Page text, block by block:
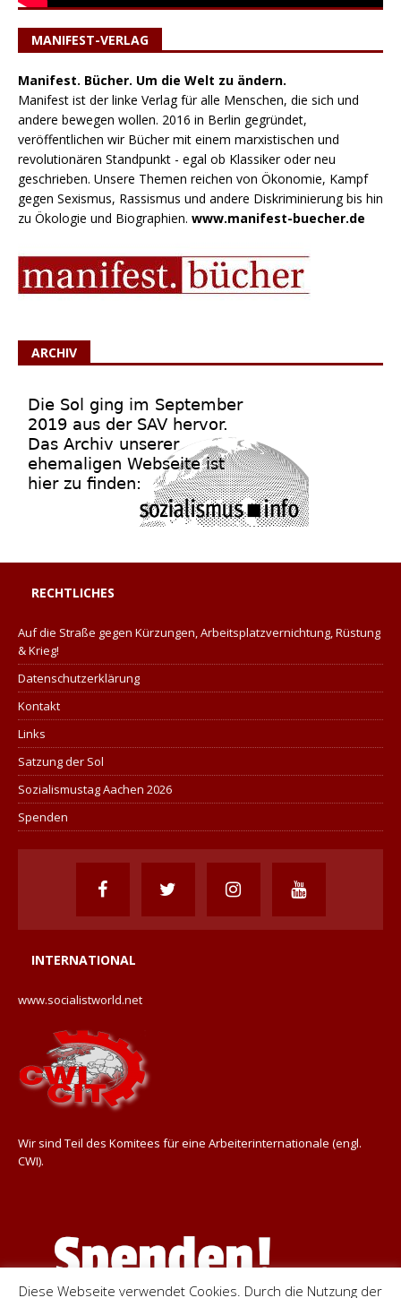
MANIFEST-VERLAG
Manifest. Bücher. Um die Welt zu ändern.
Manifest ist der linke Verlag für alle Menschen, die sich und
andere bewegen wollen. 2016 in Berlin gegründet,
veröffentlichen wir Bücher mit einem marxistischen und
revolutionären Standpunkt - egal ob Klassiker oder neu
geschrieben. Unsere Themen reichen von Ökonomie, Kampf
gegen Sexismus, Rassismus und andere Diskriminierung bis hin
zu Ökologie und Biographien. www.manifest-buecher.de
ARCHIV
RECHTLICHES
Auf die Straße gegen Kürzungen, Arbeitsplatzvernichtung, Rüstung
& Krieg!
Datenschutzerklärung
Kontakt
Links
Satzung der Sol
Sozialismustag Aachen 2026
Spenden
INTERNATIONAL
www.socialistworld.net
Wir sind Teil des Komitees für eine Arbeiterinternationale (engl.
CWI).
Diese Webseite verwendet Cookies. Durch die Nutzung der